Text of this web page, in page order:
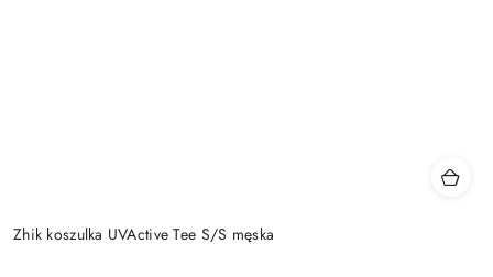
Zhik koszulka UVActive Tee S/S męska